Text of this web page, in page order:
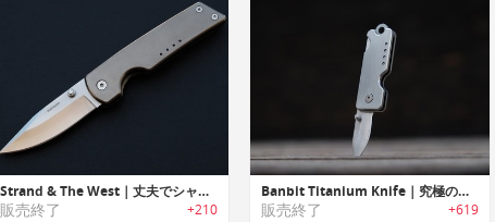
Strand & The West｜丈夫でシャープな切れ味のチタニウムEDCポケットナイフ
販売終了 +210
Banbit Titanium Knife｜究極のチタン製キーチェーンナイフ「バンディッド」
販売終了 +619